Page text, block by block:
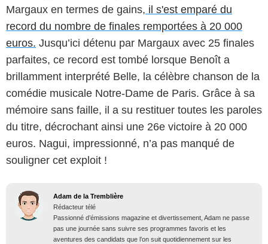
Margaux en termes de gains, il s'est emparé du
record du nombre de finales remportées à 20 000
euros. Jusqu’ici détenu par Margaux avec 25 finales
parfaites, ce record est tombé lorsque Benoît a
brillamment interprété Belle, la célèbre chanson de la
comédie musicale Notre-Dame de Paris. Grâce à sa
mémoire sans faille, il a su restituer toutes les paroles
du titre, décrochant ainsi une 26e victoire à 20 000
euros. Nagui, impressionné, n’a pas manqué de
souligner cet exploit !
Adam de la Tremblière
Rédacteur télé
Passionné d’émissions magazine et divertissement, Adam ne passe
pas une journée sans suivre ses programmes favoris et les
aventures des candidats que l’on suit quotidiennement sur les